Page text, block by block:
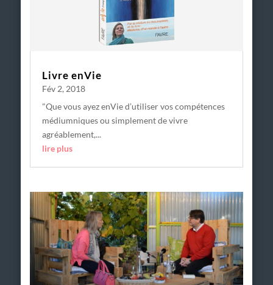
Livre enVie
Fév 2, 2018
"Que vous ayez enVie d’utiliser vos compétences
médiumniques ou simplement de vivre
agréablement,...
lire plus